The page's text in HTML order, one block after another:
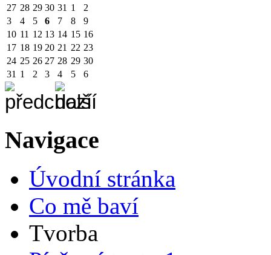
27 28 29 30 31 1
2
3
4 5 6 7 8
9
10 11 12 13 14 15 16
17 18 19 20 21 22 23
24 25 26 27 28 29 30
31 1 2 3 4 5 6
Navigace
Úvodní stránka
Co mě baví
Tvorba